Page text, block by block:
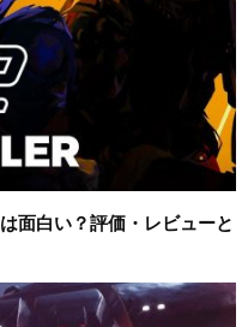
面白い？評価・レビューと